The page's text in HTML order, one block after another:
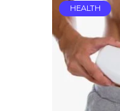
HEALTH